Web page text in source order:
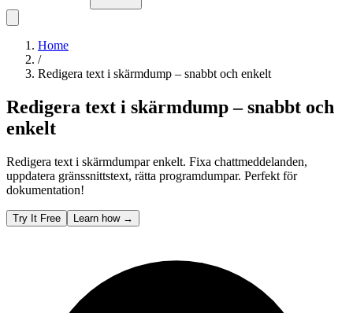
Home
/
Redigera text i skärmdump – snabbt och enkelt
Redigera text i skärmdump – snabbt och
enkelt
Redigera text i skärmdumpar enkelt. Fixa chattmeddelanden,
uppdatera gränssnittstext, rätta programdumpar. Perfekt för
dokumentation!
Try It Free Learn how →